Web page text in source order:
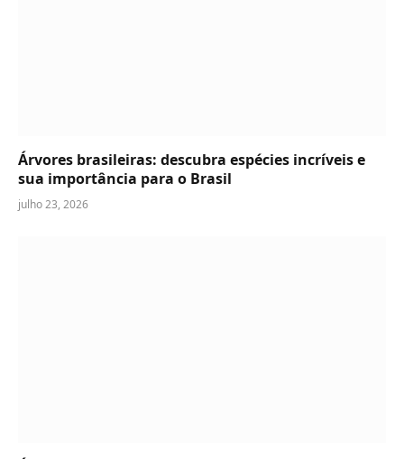
Árvores brasileiras: descubra espécies incríveis e
sua importância para o Brasil
julho 23, 2026